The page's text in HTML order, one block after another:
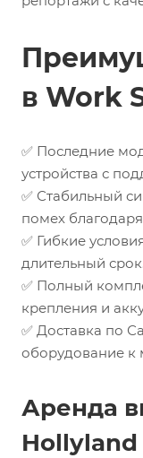
в Work
✅ Последние
устройства с
✅ Стабильный
помех
✅ Гибкие
длительный
✅ Полный
крепления и
✅ Доставка по
оборудование к
Аренда
Hollyland